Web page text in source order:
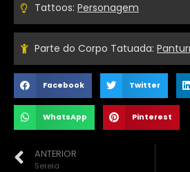
Tattoos: Personagem
Parte do Corpo Tatuada:
Facebook Twitter
WhatsApp Pinterest
ANTERIOR
Sereia